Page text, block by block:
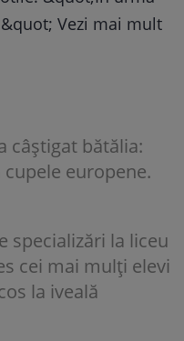
Vezi mai mult
câştigat bătălia:
cupele europene.
specializări la liceu
cei mai mulți elevi
la iveală